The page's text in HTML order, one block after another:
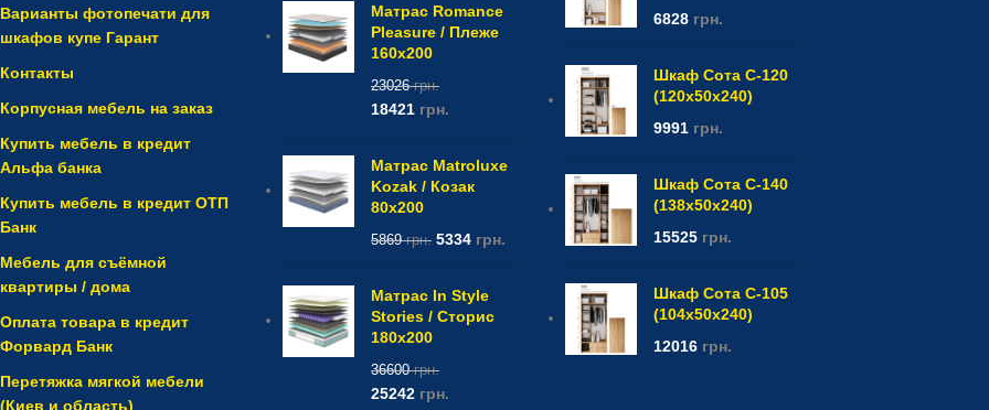
Варианты фотопечати для
шкафов купе Гарант
Контакты
Корпусная мебель на заказ
Купить мебель в кредит
Альфа банка
Купить мебель в кредит ОТП
Банк
Мебель для съёмной
квартиры / дома
Оплата товара в кредит
Форвард Банк
Перетяжка мягкой мебели
(Киев и область)
Матрас Romance
Pleasure / Плеже
160x200
23026грн.
18421 грн.
Матрас Matroluxe
Kozak / Козак
80x200
5869грн. 5334 грн.
Матрас In Style
Stories / Сторис
180x200
36600грн.
25242 грн.
6828 грн.
Шкаф Сота С-120
(120x50x240)
9991 грн.
Шкаф Сота С-140
(138x50x240)
15525 грн.
Шкаф Сота С-105
(104x50x240)
12016 грн.